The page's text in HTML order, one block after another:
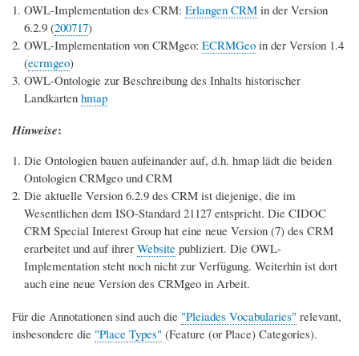
OWL-Implementation des CRM: Erlangen CRM in der Version
6.2.9 (200717)
OWL-Implementation von CRMgeo: ECRMGeo in der Version 1.4
(ecrmgeo)
OWL-Ontologie zur Beschreibung des Inhalts historischer
Landkarten hmap
Hinweise:
Die Ontologien bauen aufeinander auf, d.h. hmap lädt die beiden
Ontologien CRMgeo und CRM
Die aktuelle Version 6.2.9 des CRM ist diejenige, die im
Wesentlichen dem ISO-Standard 21127 entspricht. Die CIDOC
CRM Special Interest Group hat eine neue Version (7) des CRM
erarbeitet und auf ihrer Website publiziert. Die OWL-
Implementation steht noch nicht zur Verfügung. Weiterhin ist dort
auch eine neue Version des CRMgeo in Arbeit.
Für die Annotationen sind auch die "Pleiades Vocabularies" relevant,
insbesondere die "Place Types" (Feature (or Place) Categories).